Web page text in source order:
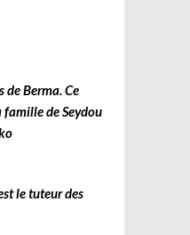
de Berma. Ce
famille de Seydou
le tuteur des